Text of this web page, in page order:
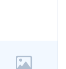
de
possède le
en